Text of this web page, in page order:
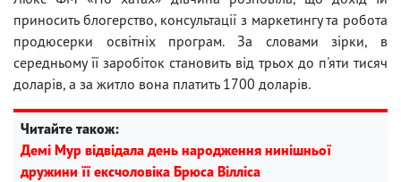
приносить блогерство, консультації з маркетингу та робота
продюсерки освітніх програм. За словами зірки, в
середньому її заробіток становить від трьох до п'яти тисяч
доларів, а за житло вона платить 1700 доларів.
Читайте також:
Демі Мур відвідала день народження нинішньої
дружини її ексчоловіка Брюса Вілліса